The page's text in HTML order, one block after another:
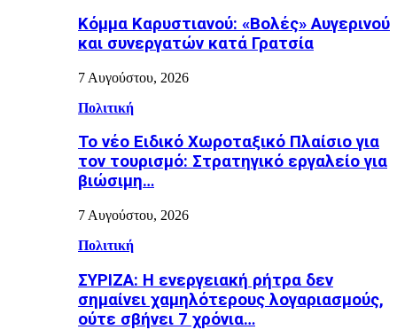
Κόμμα Καρυστιανού: «Βολές» Αυγερινού
και συνεργατών κατά Γρατσία
7 Αυγούστου, 2026
Πολιτική
Το νέο Ειδικό Χωροταξικό Πλαίσιο για
τον τουρισμό: Στρατηγικό εργαλείο για
βιώσιμη…
7 Αυγούστου, 2026
Πολιτική
ΣΥΡΙΖΑ: Η ενεργειακή ρήτρα δεν
σημαίνει χαμηλότερους λογαριασμούς,
ούτε σβήνει 7 χρόνια…